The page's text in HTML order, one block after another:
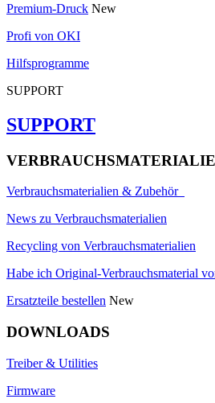
Premium-Druck New
Profi von OKI
Hilfsprogramme
SUPPORT
SUPPORT
Verbrauchsmaterialien & Zubehör
News zu Verbrauchsmaterialien
Recycling von Verbrauchsmaterialien
Habe ich Original-Verbrauchsmaterial
Ersatzteile bestellen New
DOWNLOADS
Treiber & Utilities
Firmware